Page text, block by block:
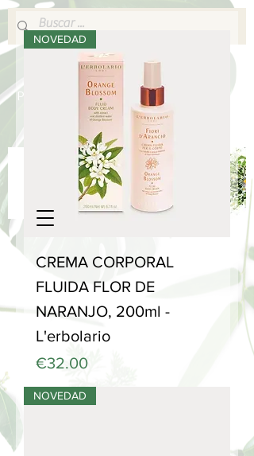
640 377 187
Portes pagados a partir de 80€
lafabricadelsperfums@gmail.com
NOVEDAD
CREMA CORPORAL
FLUIDA FLOR DE
NARANJO, 200ml -
L'erbolario
Price
€32.00
NOVEDAD